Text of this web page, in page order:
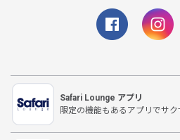
Safari Lounge アプリ
限定の機能もあるアプリでサ